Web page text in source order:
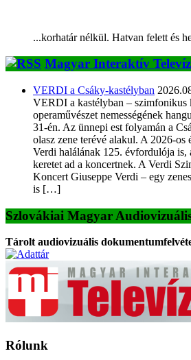
...korhatár nélkül. Hatvan felett és
Magyar Interaktív
VERDI a Csáky-kastélyban
VERDI a kastélyban – szimfonikus
operaművészet nemességének
31-én. Az ünnepi est folyamán a
olasz zene terévé alakul. A 2026-os
Verdi halálának 125. évfordulója is,
keretet ad a koncertnek. A Verdi
Koncert Giuseppe Verdi – egy
is […]
Szlovákiai Magyar
Tárolt audiovizuális
Rólunk